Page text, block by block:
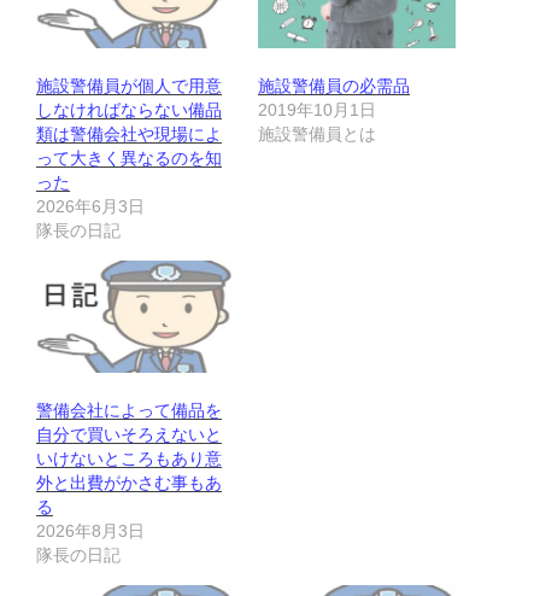
施設警備員が個人で用意
しなければならない備品
類は警備会社や現場によ
って大きく異なるのを知
った
2026年6月3日
隊長の日記
施設警備員の必需品
2019年10月1日
施設警備員とは
警備会社によって備品を
自分で買いそろえないと
いけないところもあり意
外と出費がかさむ事もあ
る
2026年8月3日
隊長の日記